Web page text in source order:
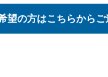
望の方はこちらから